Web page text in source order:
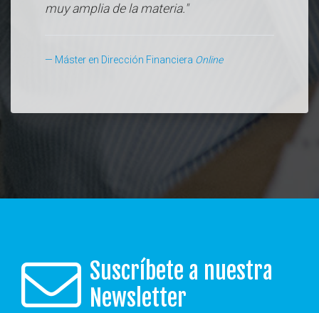
muy amplia de la materia."
Máster en Dirección Financiera Online
Suscríbete a nuestra
Newsletter